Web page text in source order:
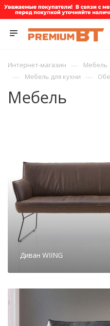
Интернет-магазин — Мебель
— Мебель для кухни —
Мебель
Диван WIING